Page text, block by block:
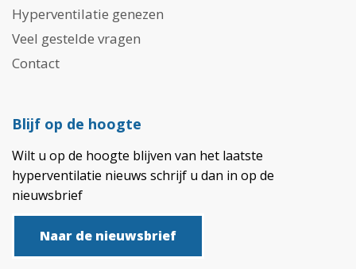
Hyperventilatie genezen
Veel gestelde vragen
Contact
Blijf op de hoogte
Wilt u op de hoogte blijven van het laatste
hyperventilatie nieuws schrijf u dan in op de
nieuwsbrief
Naar de nieuwsbrief